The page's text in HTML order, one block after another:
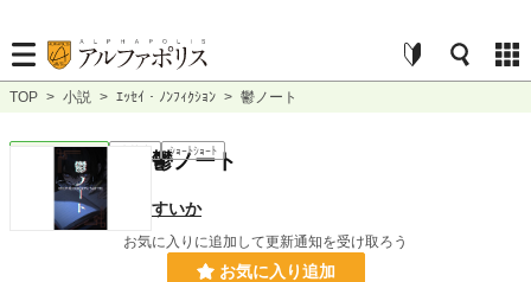
TOP > 小説 > ｴｯｾｲ・ﾉﾝﾌｨｸｼｮﾝ > 鬱ノート
ｴｯｾｲ・ﾉﾝﾌｨｸｼｮﾝ ｼｮｰﾄｼｮｰﾄ
鬱ノート
すいか
お気に入りに追加して更新通知を受け取ろう
お気に入り追加